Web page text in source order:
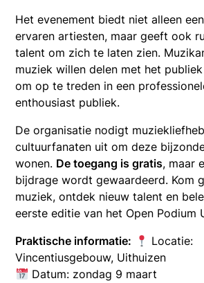
Het evenement biedt niet alleen
ervaren artiesten, maar geeft ook
talent om zich te laten zien.
muziek willen delen met het
om op te treden in een
enthousiast publiek.
De organisatie nodigt
cultuurfanaten uit om deze
wonen. De toegang is gratis, maar
bijdrage wordt gewaardeerd. Kom
muziek, ontdek nieuw talent en
eerste editie van het Open Podium
Praktische informatie:
Locatie:
Vincentiusgebouw, Uithuizen
Datum: zondag 9 maart